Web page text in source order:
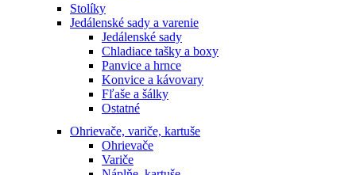
Stolíky
Jedálenské sady a varenie
Jedálenské sady
Chladiace tašky a boxy
Panvice a hrnce
Konvice a kávovary
Fľaše a šálky
Ostatné
Ohrievače, variče, kartuše
Ohrievače
Variče